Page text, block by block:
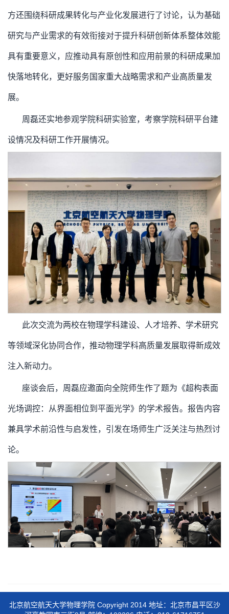
方还围绕科研成果转化与产业化发展进行了讨论，认为基础
研究与产业需求的有效衔接对于提升科研创新体系整体效能
具有重要意义，应推动具有原创性和应用前景的科研成果加
快落地转化，更好服务国家重大战略需求和产业高质量发
展。
周磊还实地参观学院科研实验室，考察学院科研平台建
设情况及科研工作开展情况。
此次交流为两校在物理学科建设、人才培养、学术研究
等领域深化协同合作，推动物理学科高质量发展取得新成效
注入新动力。
座谈会后，周磊应邀面向全院师生作了题为《超构表面
光场调控：从界面相位到平面光学》的学术报告。报告内容
兼具学术前沿性与启发性，引发在场师生广泛关注与热烈讨
论。
北京航空航天大学物理学院 Copyright 2014 地址：北京市昌平区沙